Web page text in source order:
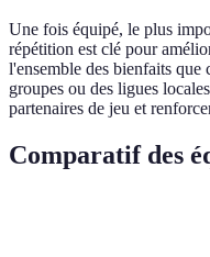
Une fois équipé, le plus
répétition est clé pour
l'ensemble des bienfaits
groupes ou des ligues
partenaires de jeu et
Comparatif des